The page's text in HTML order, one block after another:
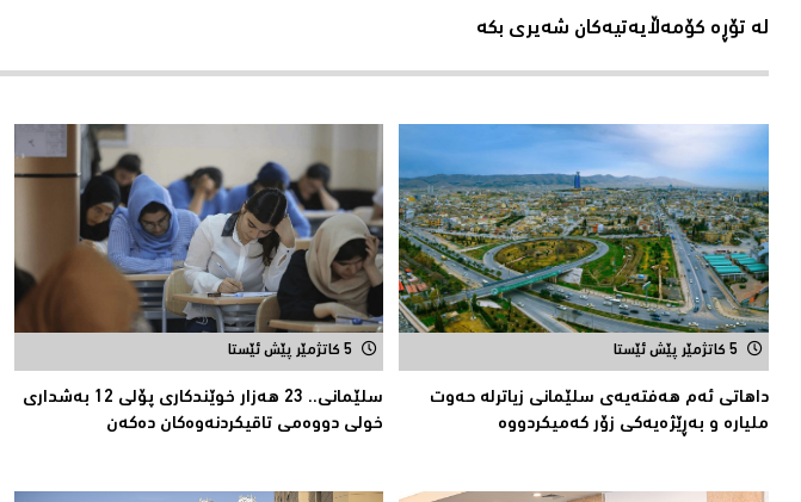
لە تۆڕە کۆمەڵایەتیەکان شەیری بکە
5 کاتژمێر پێش ئێستا
داهاتی ئەم هه‌فته‌یەی سلێمانی زیاترلە حەوت
ملیارە و بەڕێژەیەکى زۆر کەمیکردووە
5 کاتژمێر پێش ئێستا
سلێمانی.. 23 هەزار خوێندکارى پۆلی 12 بەشدارى
خولى دووەمى تاقیکردنەوەکان دەکەن